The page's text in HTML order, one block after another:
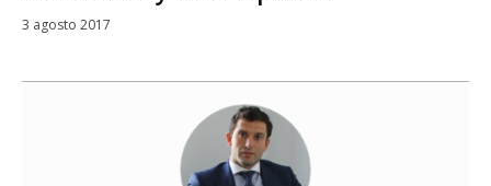
3 agosto 2017